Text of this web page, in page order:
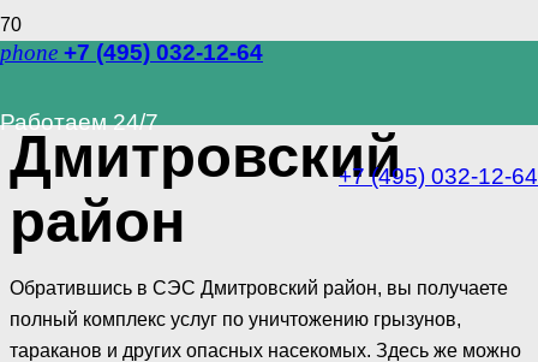
phone +7 (495) 032-12-64
Работаем 24/7
+7 (495) 032-12-64
Дмитровский
район
Обратившись в СЭС Дмитровский район, вы получаете
полный комплекс услуг по уничтожению грызунов,
тараканов и других опасных насекомых. Здесь же можно